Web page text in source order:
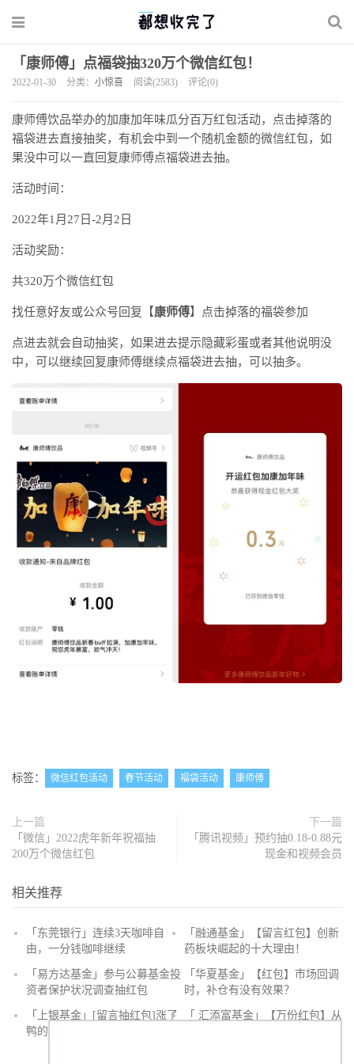
「康师傅」点福袋抽320万个微信红包！
2022-01-30 分类： 小惊喜 阅读(2583) 评论(0)
康师傅饮品举办的加康加年味瓜分百万红包活动，点击掉落的
福袋进去直接抽奖，有机会中到一个随机金额的微信红包，如
果没中可以一直回复康师傅点福袋进去抽。
活动时间：
2022年1月27日-2月2日
活动奖励：
共320万个微信红包
找任意好友或公众号回复【康师傅】点击掉落的福袋参加
点进去就会自动抽奖，如果进去提示隐藏彩蛋或者其他说明没
中，可以继续回复康师傅继续点福袋进去抽，可以抽多。
标签： 微信红包活动 春节活动 福袋活动 康师傅
上一篇
「微信」2022虎年新年祝福抽
200万个微信红包
下一篇
「腾讯视频」预约抽0.18-0.88元
现金和视频会员
相关推荐
「东莞银行」连续3天咖啡自
由，一分钱咖啡继续
「融通基金」【留言红包】创新
药板块崛起的十大理由！
「易方达基金」参与公募基金投
资者保护状况调查抽红包
「华夏基金」【红包】市场回调
时，补仓有没有效果？
「上银基金」[留言抽红包]​涨了
鸭的投资旅途
「 汇添富基金」【万份红包】从